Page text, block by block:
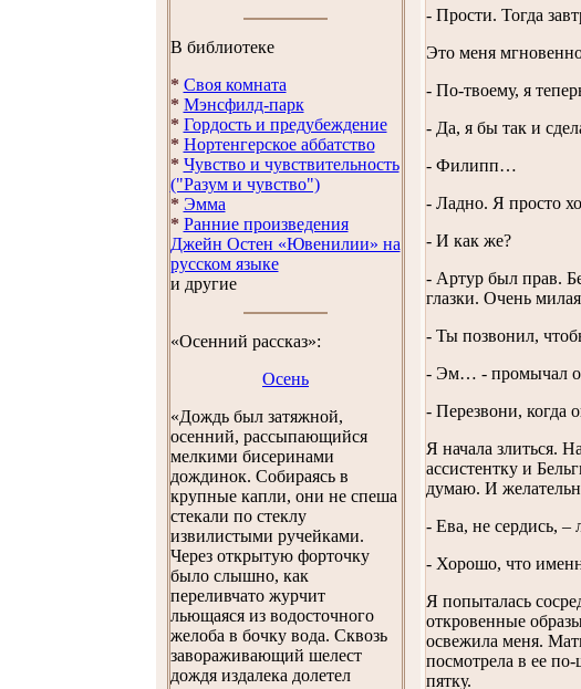
В библиотеке
* Своя комната
* Мэнсфилд-парк
* Гордость и предубеждение
* Нортенгерское аббатство
* Чувство и чувствительность
("Разум и чувство")
* Эмма
* Ранние произведения
Джейн Остен «Ювенилии» на
русском языке
и другие
«Осенний рассказ»:
Осень
«Дождь был затяжной,
осенний, рассыпающийся
мелкими бисеринами
дождинок. Собираясь в
крупные капли, они не спеша
стекали по стеклу
извилистыми ручейками.
Через открытую форточку
было слышно, как
переливчато журчит
льющаяся из водосточного
желоба в бочку вода. Сквозь
завораживающий шелест
дождя издалека долетел
- Прости. Тогда
Это меня
- По-твоему, я
- Да, я бы так и
- Филипп…
- Ладно. Я просто
- И как же?
- Артур был прав.
глазки. Очень
- Ты позвонил,
- Эм… - промычал
- Перезвони, когда
Я начала злиться.
ассистентку и
думаю. И
- Ева, не сердись,
- Хорошо, что
Я попыталась
откровенные
освежила меня.
посмотрела в ее
пятку.